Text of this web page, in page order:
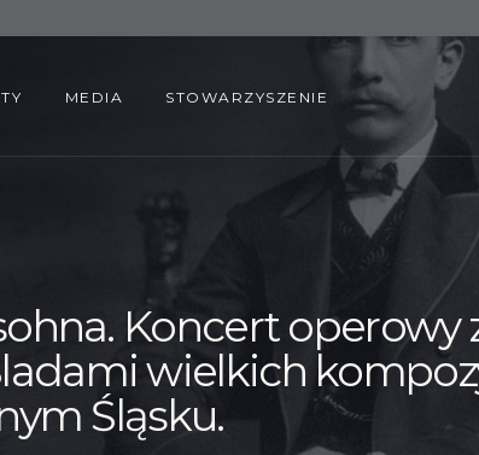
MEDIA STOWARZYSZENIE
Koncert operowy
wielkich
Śląsku.